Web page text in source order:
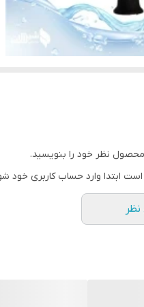
محصول نظر خود را بنویسید.
است ابتدا وارد حساب کاربری خود